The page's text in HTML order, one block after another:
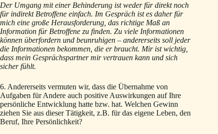
Der Umgang mit einer Behinderung ist weder für direkt noch
für indirekt Betroffene einfach. Im Gespräch ist es daher für
mich eine große Herausforderung, das richtige Maß an
Information für Betroffene zu finden. Zu viele Informationen
können überfordern und beunruhigen – andererseits soll jeder
die Informationen bekommen, die er braucht. Mir ist wichtig,
dass mein Gesprächspartner mir vertrauen kann und sich
sicher fühlt.
6. Andererseits vermuten wir, dass die Übernahme von
Aufgaben für Andere auch positive Auswirkungen auf Ihre
persönliche Entwicklung hatte bzw. hat. Welchen Gewinn
ziehen Sie aus dieser Tätigkeit, z.B. für das eigene Leben, den
Beruf, Ihre Persönlichkeit?